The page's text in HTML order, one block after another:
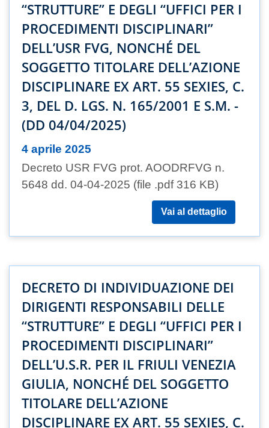
“STRUTTURE” E DEGLI “UFFICI PER I
PROCEDIMENTI DISCIPLINARI”
DELL’USR FVG, NONCHÉ DEL
SOGGETTO TITOLARE DELL’AZIONE
DISCIPLINARE EX ART. 55 SEXIES, C.
3, DEL D. LGS. N. 165/2001 E S.M. -
(DD 04/04/2025)
4 aprile 2025
Decreto USR FVG prot. AOODRFVG n.
5648 dd. 04-04-2025 (file .pdf 316 KB)
Vai al dettaglio
DECRETO DI INDIVIDUAZIONE DEI
DIRIGENTI RESPONSABILI DELLE
“STRUTTURE” E DEGLI “UFFICI PER I
PROCEDIMENTI DISCIPLINARI”
DELL’U.S.R. PER IL FRIULI VENEZIA
GIULIA, NONCHÉ DEL SOGGETTO
TITOLARE DELL’AZIONE
DISCIPLINARE EX ART. 55 SEXIES, C.